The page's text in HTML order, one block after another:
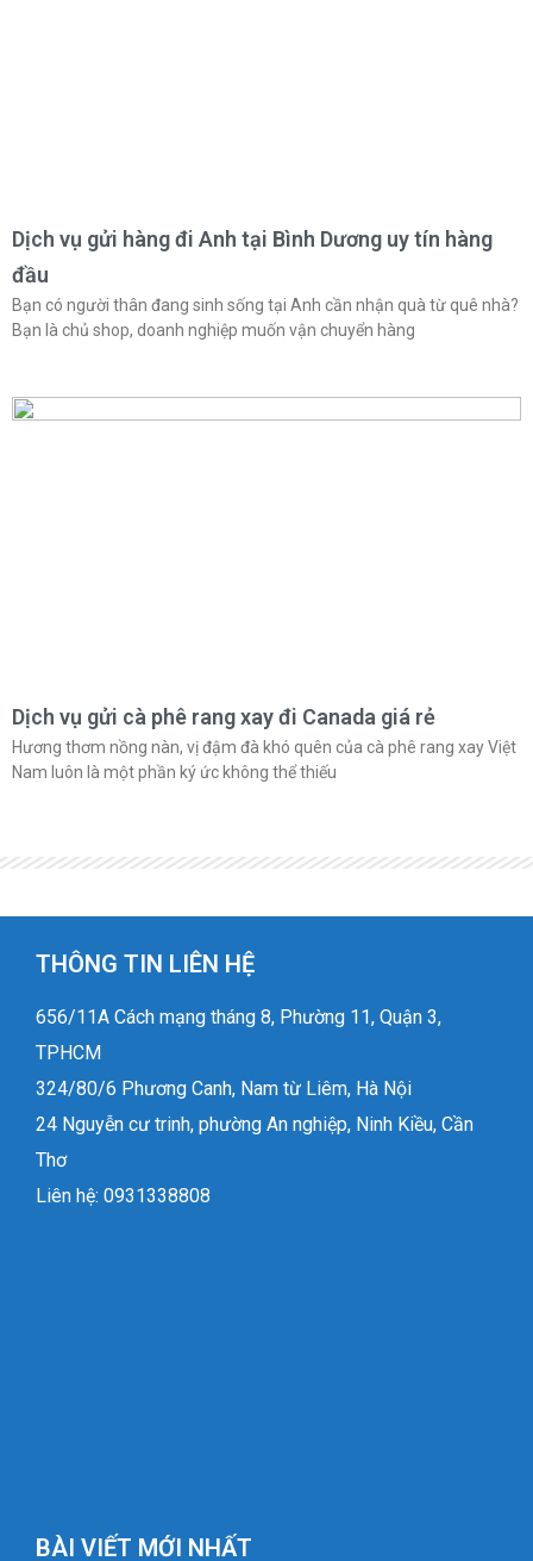
Dịch vụ gửi hàng đi Anh tại Bình Dương uy tín hàng
đầu
Bạn có người thân đang sinh sống tại Anh cần nhận quà từ quê nhà?
Bạn là chủ shop, doanh nghiệp muốn vận chuyển hàng
Dịch vụ gửi cà phê rang xay đi Canada giá rẻ
Hương thơm nồng nàn, vị đậm đà khó quên của cà phê rang xay Việt
Nam luôn là một phần ký ức không thể thiếu
THÔNG TIN LIÊN HỆ
656/11A Cách mạng tháng 8, Phường 11, Quận 3,
TPHCM
324/80/6 Phương Canh, Nam từ Liêm, Hà Nội
24 Nguyễn cư trinh, phường An nghiệp, Ninh Kiều, Cần
Thơ
Liên hệ: 0931338808
BÀI VIẾT MỚI NHẤT